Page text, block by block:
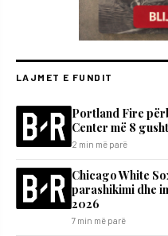
LAJMET E FUNDIT
Portland Fire
Center më 8
2 min më parë
Chicago White
parashikimi dhe
2026
7 min më parë